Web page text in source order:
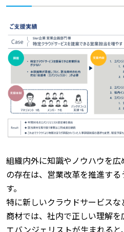
組織内外に知識やノウハウを広
の存在は、営業改革を推進す
す。
特に新しいクラウドサービス
商材では、社内で正しい理解を
エバンジェリストが生まれる